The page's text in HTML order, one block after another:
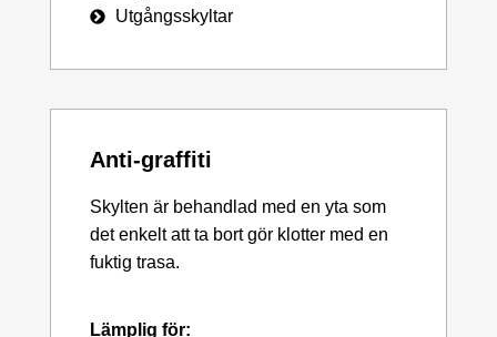
Utgångsskyltar
Anti-graffiti
Skylten är behandlad med en yta som
det enkelt att ta bort gör klotter med en
fuktig trasa.
Lämplig för: